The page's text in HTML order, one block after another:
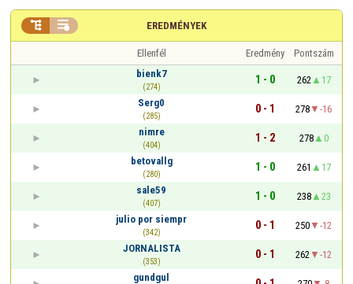
EREDMÉNYEK
 
Ellenfél Eredmény
Pontszám
bienk7
(274)
1 - 0 262
17
Serg0
(285)
0 - 1 278
-16
nimre
(404)
1 - 2 278
0
betovallg
(280)
1 - 0 261
17
sale59
(407)
1 - 0 238
23
julio por siempr
(342)
0 - 1 250
-12
JORNALISTA
(353)
0 - 1 262
-12
gundgul